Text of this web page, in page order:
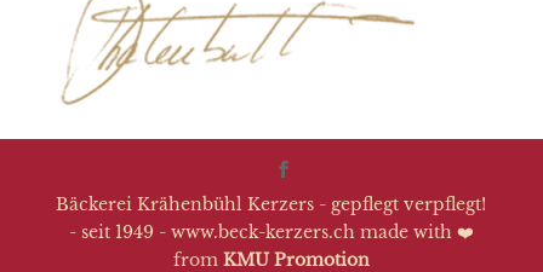
Bäckerei Krähenbühl Kerzers - gepflegt verpflegt!
- seit 1949 - www.beck-kerzers.ch made with ❤️
from KMU Promotion